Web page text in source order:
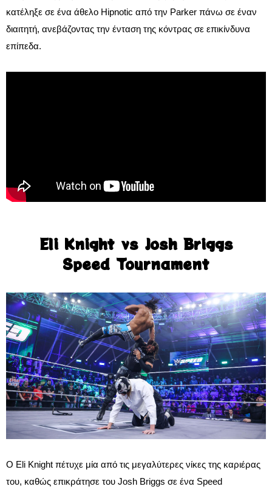
κατέληξε σε ένα άθελο Hipnotic από την Parker πάνω σε έναν
διαιτητή, ανεβάζοντας την ένταση της κόντρας σε επικίνδυνα
επίπεδα.
Eli Knight vs Josh Briggs
Speed Tournament
Ο Eli Knight πέτυχε μία από τις μεγαλύτερες νίκες της καριέρας
του, καθώς επικράτησε του Josh Briggs σε ένα Speed